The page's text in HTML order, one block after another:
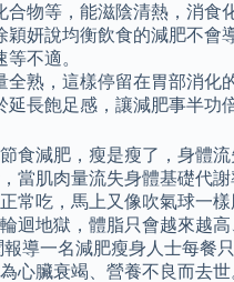
合物等，能滋陰清熱，消食
穎妍說均衡飲食的減肥不會
不適。
全熟，這樣停留在胃部消化
延長飽足感，讓減肥事半功倍
食減肥，瘦是瘦了，身體流
當肌肉量流失身體基礎代
常吃，馬上又像吹氣球一樣
迴地獄，體脂只會越來越高
導一名減肥瘦身人士每餐
心臟衰竭、營養不良而去世